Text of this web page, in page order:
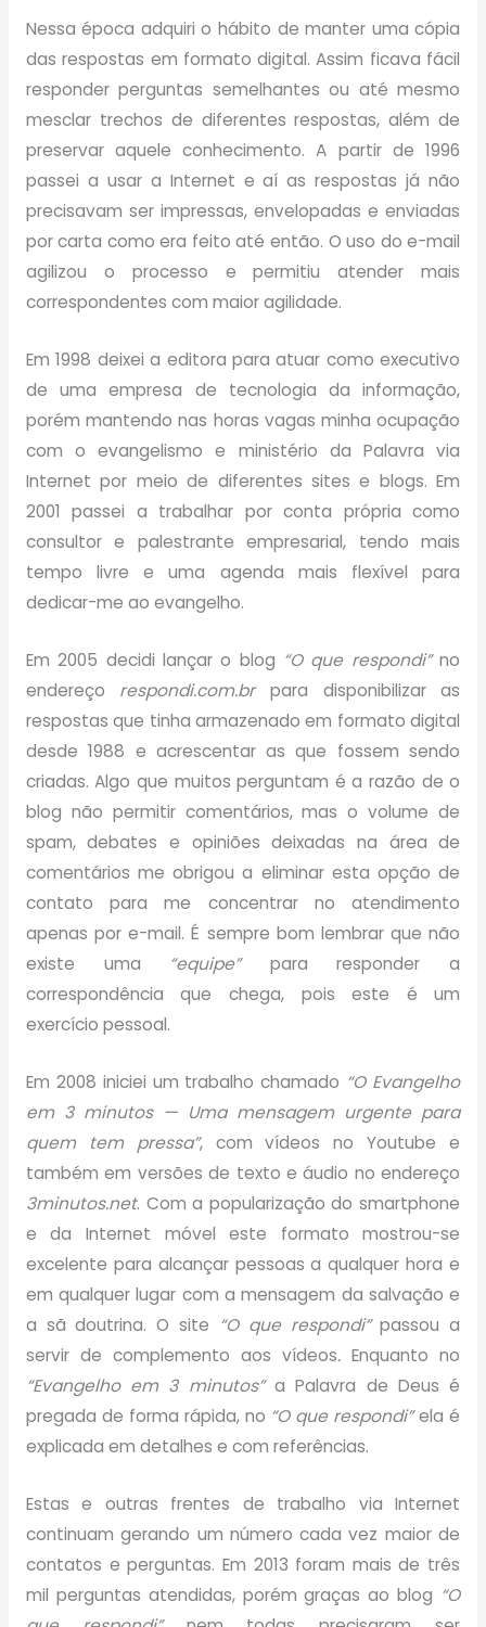
Nessa época adquiri o hábito de manter uma cópia
das respostas em formato digital. Assim ficava fácil
responder perguntas semelhantes ou até mesmo
mesclar trechos de diferentes respostas, além de
preservar aquele conhecimento. A partir de 1996
passei a usar a Internet e aí as respostas já não
precisavam ser impressas, envelopadas e enviadas
por carta como era feito até então. O uso do e-mail
agilizou o processo e permitiu atender mais
correspondentes com maior agilidade.
Em 1998 deixei a editora para atuar como executivo
de uma empresa de tecnologia da informação,
porém mantendo nas horas vagas minha ocupação
com o evangelismo e ministério da Palavra via
Internet por meio de diferentes sites e blogs. Em
2001 passei a trabalhar por conta própria como
consultor e palestrante empresarial, tendo mais
tempo livre e uma agenda mais flexível para
dedicar-me ao evangelho.
Em 2005 decidi lançar o blog “O que respondi”no
endereço respondi.com.brpara disponibilizar as
respostas que tinha armazenado em formato digital
desde 1988 e acrescentar as que fossem sendo
criadas. Algo que muitos perguntam é a razão de o
blog não permitir comentários, mas o volume de
spam, debates e opiniões deixadas na área de
comentários me obrigou a eliminar esta opção de
contato para me concentrar no atendimento
apenas por e-mail. É sempre bom lembrar que não
existe uma “equipe”para responder a
correspondência que chega, pois este é um
exercício pessoal.
Em 2008 iniciei um trabalho chamado “O Evangelho
em 3 minutos — Uma mensagem urgente para
quem tem pressa”, com vídeos no Youtube e
também em versões de texto e áudio no endereço
3minutos.net. Com a popularização do smartphone
e da Internet móvel este formato mostrou-se
excelente para alcançar pessoas a qualquer hora e
em qualquer lugar com a mensagem da salvação e
a sã doutrina. O site “O que respondi”passou a
servir de complemento aos vídeos. Enquanto no
“Evangelho em 3 minutos”a Palavra de Deus é
pregada de forma rápida, no “O que respondi”ela é
explicada em detalhes e com referências.
Estas e outras frentes de trabalho via Internet
continuam gerando um número cada vez maior de
contatos e perguntas. Em 2013 foram mais de três
mil perguntas atendidas, porém graças ao blog “O